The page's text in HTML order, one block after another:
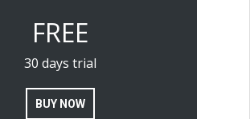
FREE
30 days trial
BUY NOW